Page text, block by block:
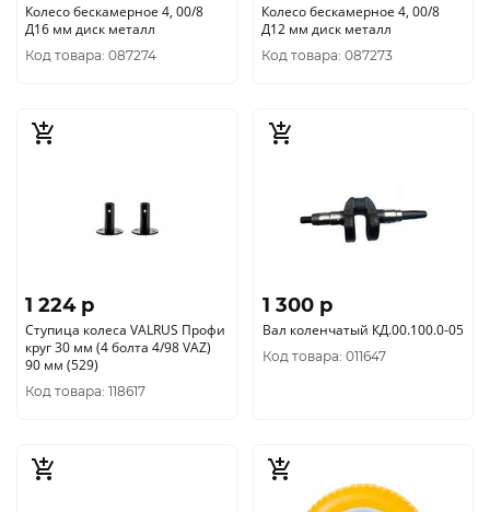
Колесо бескамерное 4, 00/8
Д16 мм диск металл
Код товара: 087274
Колесо бескамерное 4, 00/8
Д12 мм диск металл
Код товара: 087273
1 224 p
Ступица колеса VALRUS Профи
круг 30 мм (4 болта 4/98 VAZ)
90 мм (529)
Код товара: 118617
1 300 p
Вал коленчатый КД.00.100.0-05
Код товара: 011647